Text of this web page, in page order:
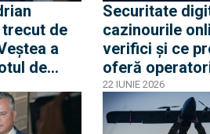
trecut de
a
de
Securitate
cazinourile
verifici și ce
oferă
licențiați
22 IUNIE 2026